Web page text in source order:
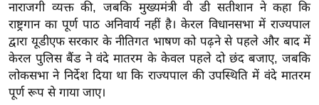
ब
ज
ट
खे
ल
नाराजगी व्यक्त की, जबकि मुख्यमंत्री वी डी सतीशान ने कहा कि
राष्ट्रगान का पूर्ण पाठ अनिवार्य नहीं है। केरल विधानसभा में राज्यपाल
द्वारा यूडीएफ सरकार के नीतिगत भाषण को पढ़ने से पहले और बाद में
केरल पुलिस बैंड ने वंदे मातरम के केवल पहले दो छंद बजाए, जबकि
लोकसभा ने निर्देश दिया था कि राज्यपाल की उपस्थिति में वंदे मातरम
पूर्ण रूप से गाया जाए।